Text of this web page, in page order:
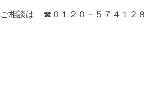
ご相談は ☎０１２０－５７４１２